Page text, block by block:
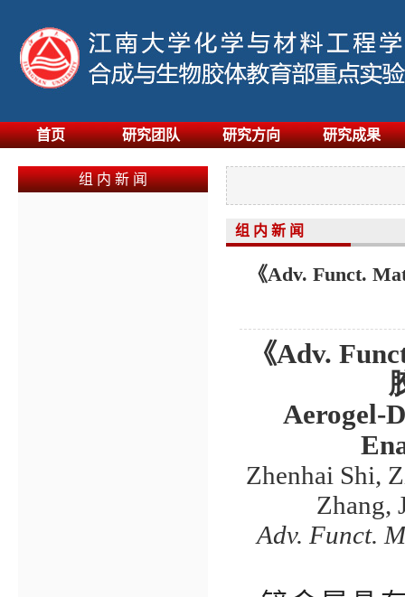
首页 研究团队 研究方向 研究成果
组 内 新 闻
组 内 新 闻
《Adv. Funct.
《Adv.
Aerogel-
Zhenhai Shi,
Zhang,
Adv. Funct.